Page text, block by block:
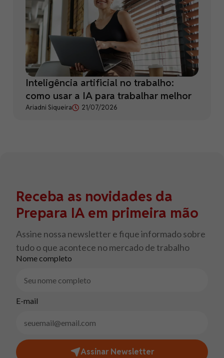
Inteligência artificial no trabalho:
como usar a IA para trabalhar melhor
Ariadni Siqueira 21/07/2026
Receba as novidades da
Prepara IA em primeira mão
Assine nossa newsletter e fique informado sobre
tudo o que acontece no mercado de trabalho
Nome completo
E-mail
Assinar Newsletter